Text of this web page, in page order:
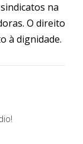
na
O direito
à dignidade.